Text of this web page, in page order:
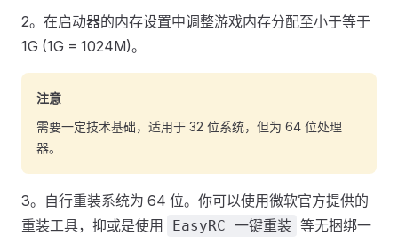
2。在启动器的内存设置中调整游戏内存分配至小于等于
1G (1G = 1024M)。
注意
需要一定技术基础，适用于 32 位系统，但为 64 位处理
器。
3。自行重装系统为 64 位。你可以使用微软官方提供的
重装工具，抑或是使用
EasyRC 一键重装 等无捆绑一